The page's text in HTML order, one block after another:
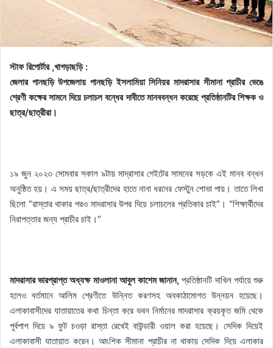
স্টাফ রিপোর্টার ,খাগড়াছড়ি :
জেলার পানছড়ি উপজেলায় পানছড়ি ইসলামিয়া সিনিয়র মাদরাসার সীমানা প্রাচীর ভেঙে
শ্রেণী কক্ষের সামনে দিয়ে চলাচল বন্ধের দাবীতে মানববন্ধন করেছে প্রতিষ্ঠানটির শিক্ষক ও
ছাত্র/ছাত্রীরা।
১৯ জুন ২০২৩ সোমবার সকাল ৯টায় মাদ্রাসার গেইটের সামনের সড়কে এই মানব বন্ধন
অনুষ্ঠিত হয়। এ সময় ছাত্র/ছাত্রীদের হাতে নানা ধরনের ফেস্টুন শোভা পায়। তাতে লিখা
ছিলো “রাস্তার থাকার পরও মাদরাসার উপর দিয়ে চলাচলের প্রতিকার চাই”। “শিক্ষার্থীদের
নিরাপত্তার জন্য প্রাচীর চাই।”
মাদরাসার ভারপ্রাপ্ত অধ্যক্ষ মাওলানা আবুল কাশেম জানান, প্রতিষ্ঠানটি দাখিল পর্যায়ে শুরু
হলেও বর্তমানে আলিম শ্রেণীতে উন্নিত করণসহ অবকাঠামোগত উন্নয়ন হয়েছে।
এলাকাবাসীদের যাতায়াতের কথা চিন্তা করে ভবন নির্মানের মাদরাসার ক্রয়কৃত জমি থেকে
পূর্বপাশ দিয়ে ৯ ফুট চওড়া রাস্তা রেখেই বাউন্ডারী ওয়াল করা হয়েছে। সেদিক দিয়েই
এলাকাবাসী যাতায়াত করেন। আংশিক সীমানা প্রাচীর না থাকায় সেদিক দিয়ে এলাকার